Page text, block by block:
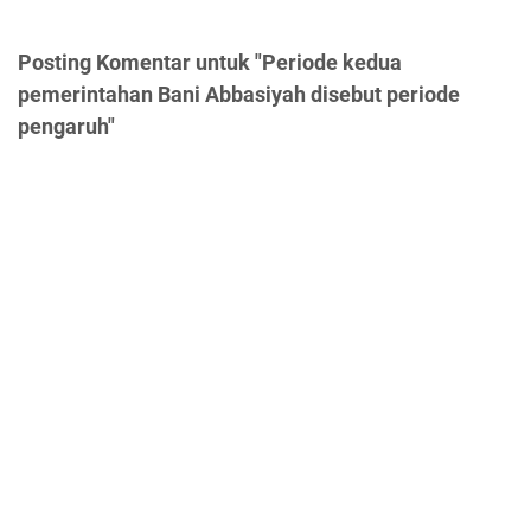
Posting Komentar untuk "Periode kedua
pemerintahan Bani Abbasiyah disebut periode
pengaruh"